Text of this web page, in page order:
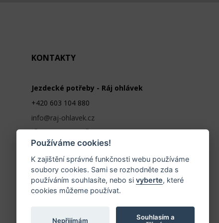
KONTAKTY
Jezdecké potřeby - Ráj ohlávek
+420 603 104 880
info@raj-ohlavek.cz
Používáme cookies!
K zajištění správné funkčnosti webu používáme
soubory cookies. Sami se rozhodněte zda s
používáním souhlasíte, nebo si vyberte, které
cookies můžeme používat.
Souhlasím a
Nepřijímám